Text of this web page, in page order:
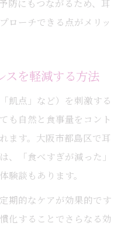
防にもつながるため、耳
ローチできる点がメリッ
スを軽減する方法
飢点」など）を刺激する
も自然と食事量をコント
ます。大阪市都島区で耳
、「食べすぎが減った」
験談もあります。
期的なケアが効果的です
化することでさらなる効